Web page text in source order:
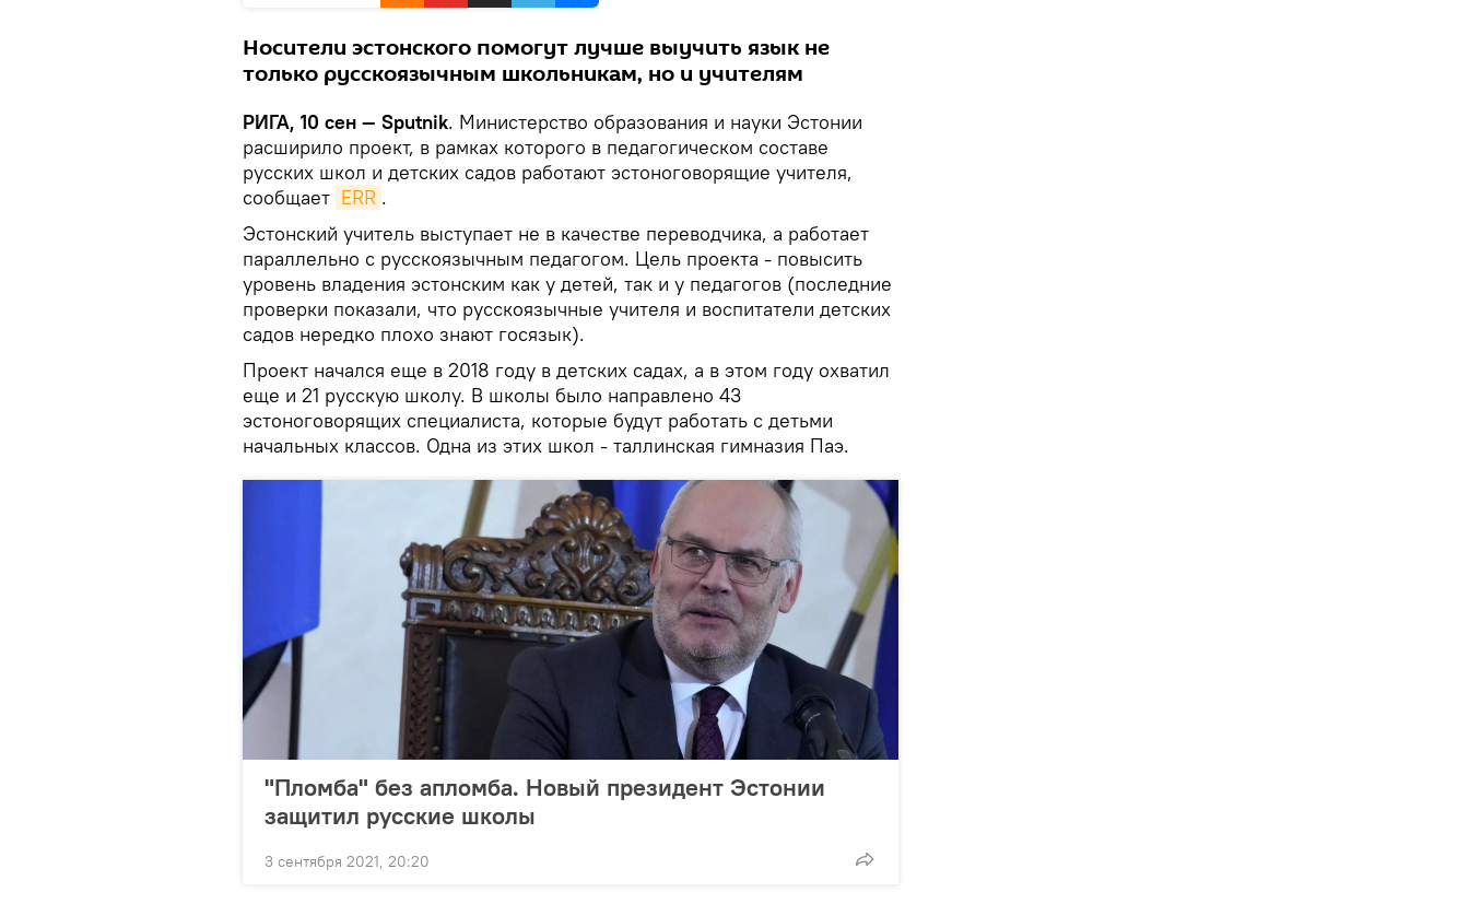
Носители эстонского помогут лучше выучить язык не
только русскоязычным школьникам, но и учителям
РИГА, 10 сен — Sputnik. Министерство образования и науки Эстонии
расширило проект, в рамках которого в педагогическом составе
русских школ и детских садов работают эстоноговорящие учителя,
сообщает ERR .
Эстонский учитель выступает не в качестве переводчика, а работает
параллельно с русскоязычным педагогом. Цель проекта - повысить
уровень владения эстонским как у детей, так и у педагогов (последние
проверки показали, что русскоязычные учителя и воспитатели детских
садов нередко плохо знают госязык).
Проект начался еще в 2018 году в детских садах, а в этом году охватил
еще и 21 русскую школу. В школы было направлено 43
эстоноговорящих специалиста, которые будут работать с детьми
начальных классов. Одна из этих школ - таллинская гимназия Паэ.
"Пломба" без апломба. Новый президент Эстонии
защитил русские школы
3 сентября 2021, 20:20